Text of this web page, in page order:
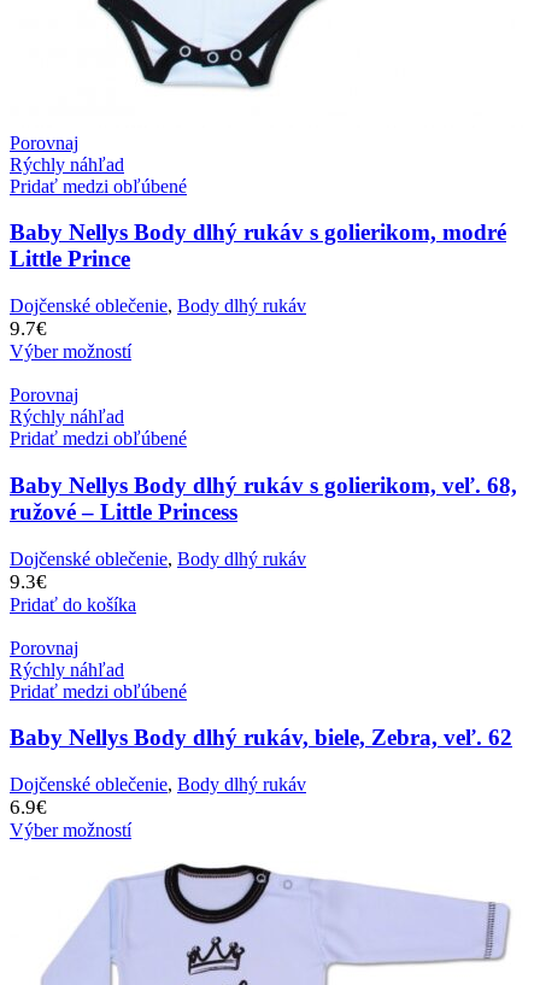
Porovnaj
Rýchly náhľad
Pridať medzi obľúbené
Baby Nellys Body dlhý rukáv s golierikom, modré
Little Prince
Dojčenské oblečenie, Body dlhý rukáv
9.7€
Výber možností
Porovnaj
Rýchly náhľad
Pridať medzi obľúbené
Baby Nellys Body dlhý rukáv s golierikom, veľ. 68,
ružové – Little Princess
Dojčenské oblečenie, Body dlhý rukáv
9.3€
Pridať do košíka
Porovnaj
Rýchly náhľad
Pridať medzi obľúbené
Baby Nellys Body dlhý rukáv, biele, Zebra, veľ. 62
Dojčenské oblečenie, Body dlhý rukáv
6.9€
Výber možností